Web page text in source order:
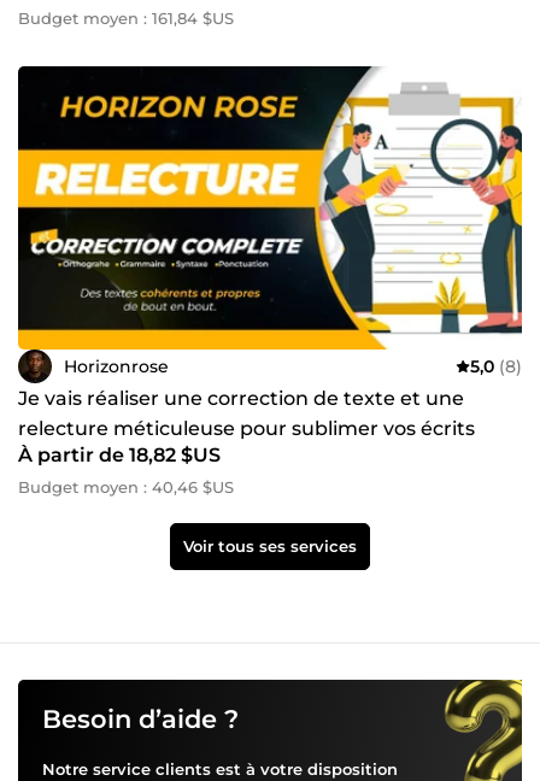
Budget moyen : 161,84 $US
Horizonrose 5,0 (8)
Je vais réaliser une correction de texte et une
relecture méticuleuse pour sublimer vos écrits
À partir de 18,82 $US
Budget moyen : 40,46 $US
Voir tous ses services
Besoin d’aide ?
Notre service clients est à votre disposition